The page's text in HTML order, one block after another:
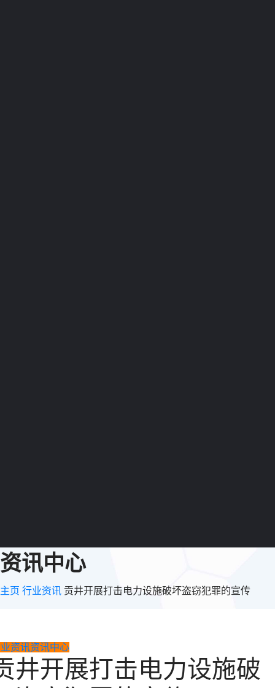
资讯中心
主页 行业资讯 贡井开展打击电力设施破坏盗窃犯罪的宣传
资讯资讯中心
井开展打击电力设施破